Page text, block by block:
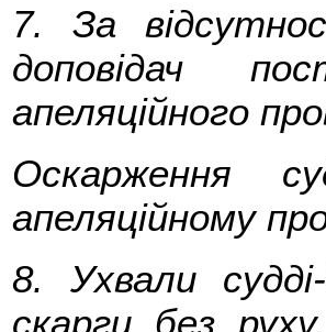
7. За
доповідач
апеляційного
Оскарження
апеляційному
8. Ухвали
скарги без